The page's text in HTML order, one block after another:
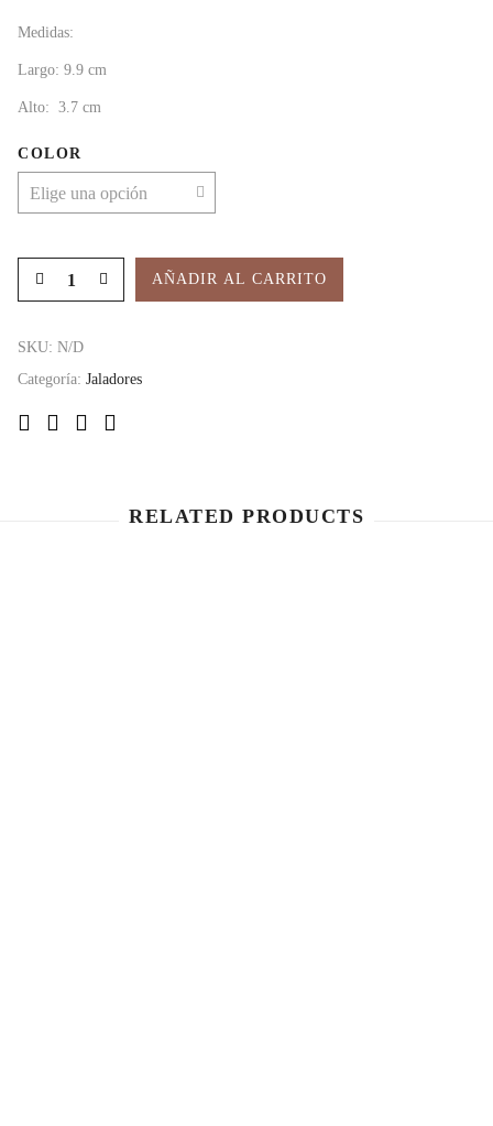
Medidas:
Largo: 9.9 cm
Alto: 3.7 cm
COLOR
AÑADIR AL CARRITO
SKU: N/D
Categoría: Jaladores
RELATED PRODUCTS